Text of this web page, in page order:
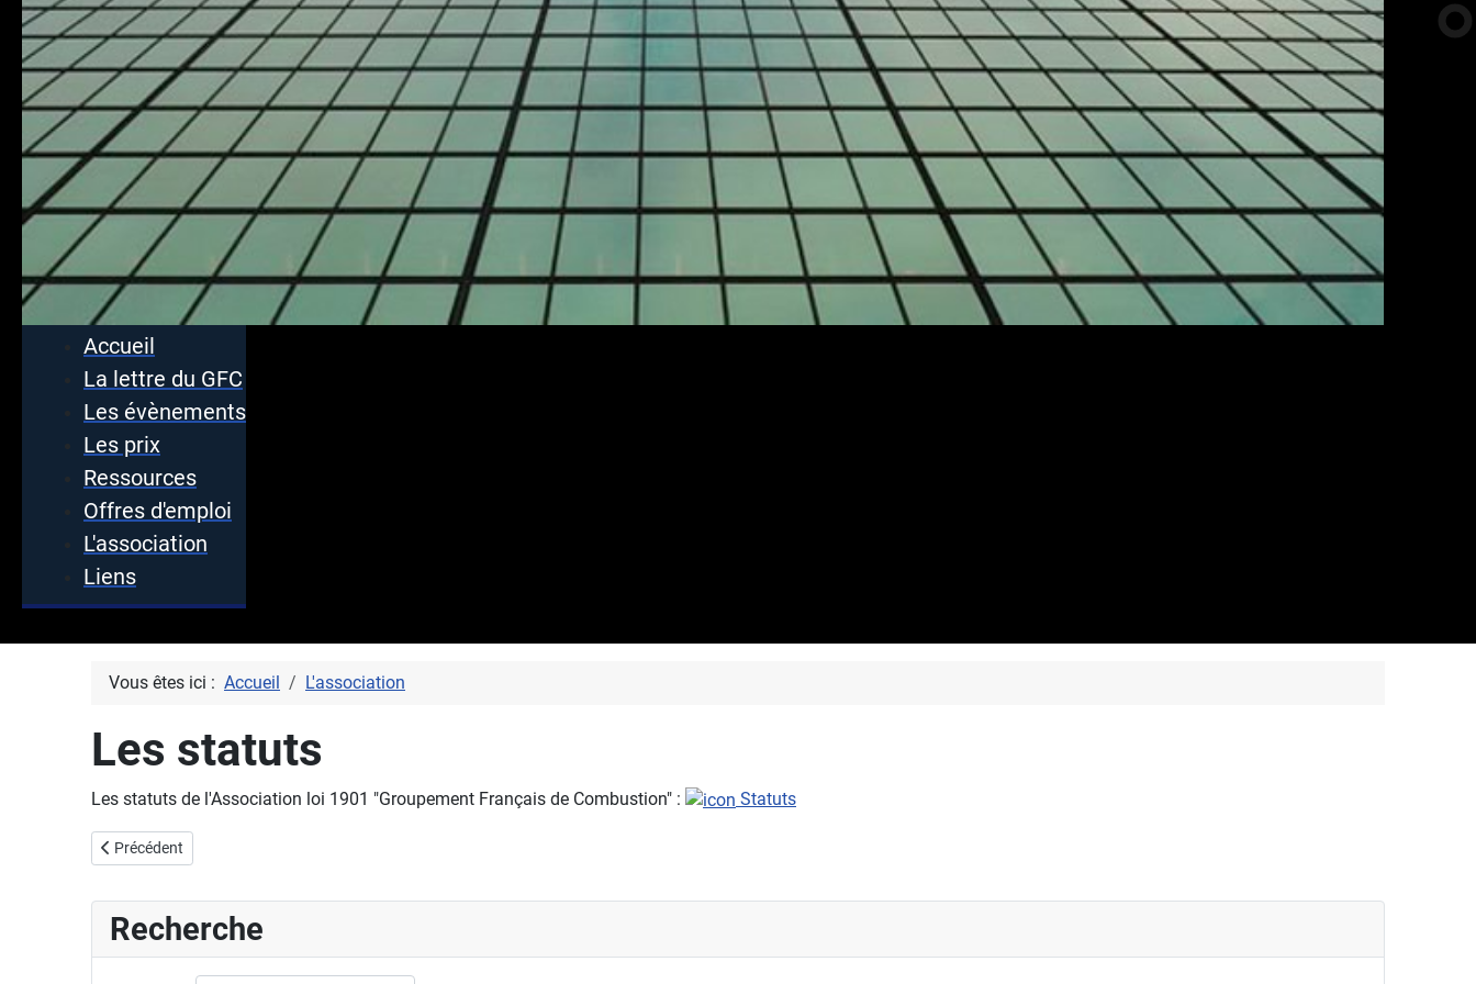
Accueil
La lettre du GFC
Les évènements
Les prix
Ressources
Offres d'emploi
L'association
Liens
Vous êtes ici : Accueil L'association
Les statuts
Les statuts de l'Association loi 1901 "Groupement Français de Combustion" : Statuts
Article précédent : L'association GFC
Précédent
Recherche